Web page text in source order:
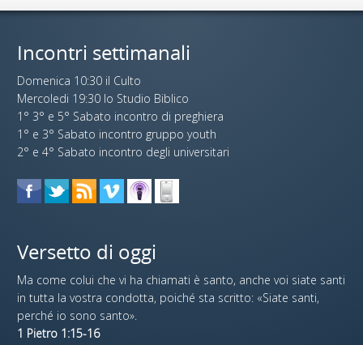
Incontri settimanali
Domenica 10:30 il Culto
Mercoledi 19:30 lo Studio Biblico
1° 3° e 5° Sabato incontro di preghiera
1° e 3° Sabato incontro gruppo youth
2° e 4° Sabato incontro degli universitari
Versetto di oggi
Ma come colui che vi ha chiamati è santo, anche voi siate santi
in tutta la vostra condotta, poiché sta scritto: «Siate santi,
perché io sono santo».
1 Pietro 1:15-16